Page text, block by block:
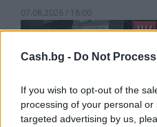
Cash.bg - Do Not
If you wish to opt-out of the
processing of your personal
targeted advertising by us,
07.08.2026 / 18:00